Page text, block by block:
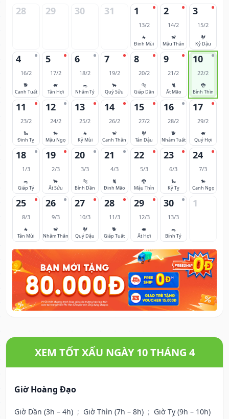
28 29 30 31 1
13/2
🐐
Đinh Mùi
2
14/2
🐒
Mậu Thân
3
15/2
🐓
Kỷ Dậu
4
16/2
🐕
Canh Tuất
5
17/2
🐖
Tân Hợi
6
18/2
🐀
Nhâm Tý
7
19/2
🐂
Quý Sửu
8
20/2
🐅
Giáp Dần
9
21/2
🐈
Ất Mão
10
22/2
🐉
Bính Thìn
11
23/2
🐍
Đinh Tỵ
12
24/2
🐎
Mậu Ngọ
13
25/2
🐐
Kỷ Mùi
14
26/2
🐒
Canh Thân
15
27/2
🐓
Tân Dậu
16
28/2
🐕
Nhâm Tuất
17
29/2
🐖
Quý Hợi
18
1/3
🐀
Giáp Tý
19
2/3
🐂
Ất Sửu
20
3/3
🐅
Bính Dần
21
4/3
🐈
Đinh Mão
22
5/3
🐉
Mậu Thìn
23
6/3
🐍
Kỷ Tỵ
24
7/3
🐎
Canh Ngọ
25
8/3
🐐
Tân Mùi
26
9/3
🐒
Nhâm Thân
27
10/3
🐓
Quý Dậu
28
11/3
🐕
Giáp Tuất
29
12/3
🐖
Ất Hợi
30
13/3
🐀
Bính Tý
1
XEM TỐT XẤU NGÀY 10 THÁNG 4
Giờ Hoàng Đạo
Giờ Dần (3h – 4h) ; Giờ Thìn (7h – 8h) ; Giờ Tỵ (9h – 10h)